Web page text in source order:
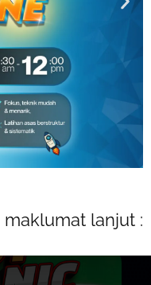
mengikut
setiap 2
diberikan
lanjut :